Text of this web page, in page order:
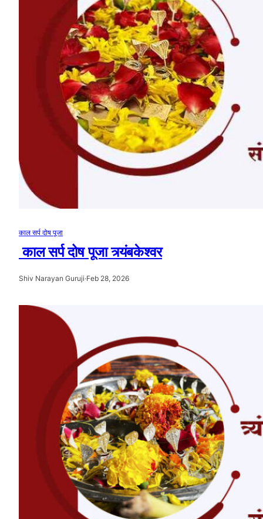
काल सर्प दोष पूजा
काल सर्प दोष पूजा त्र्यंबकेश्वर
Shiv Narayan Guruji·Feb 28, 2026